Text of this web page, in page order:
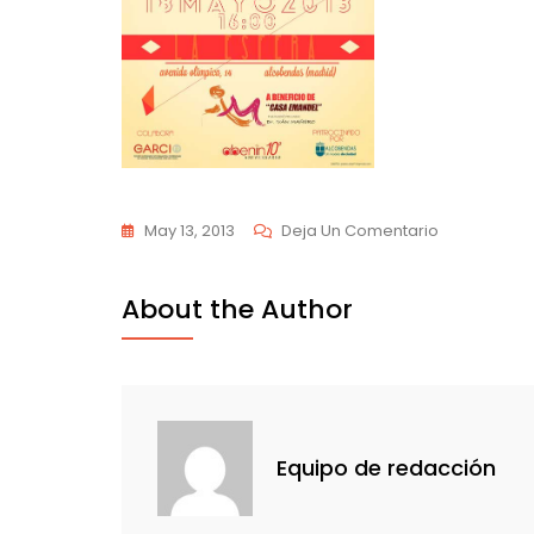
May 13, 2013 Deja Un Comentario
About the Author
Equipo de redacción